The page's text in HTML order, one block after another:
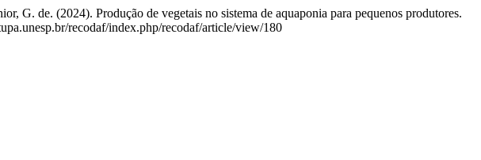
de. (2024). Produção de vegetais no sistema de aquaponia para pequenos produtores.
recodaf/index.php/recodaf/article/view/180